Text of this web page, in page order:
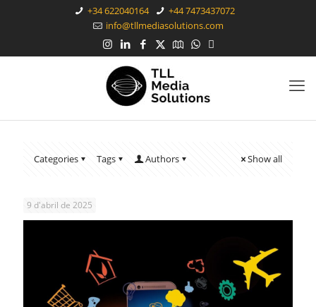
+34 622040164
+44 7473437072
info@tllmediasolutions.com
Categories Tags Authors Show all
9 d'abril de 2025